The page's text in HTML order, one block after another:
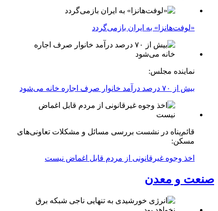
«لوفت‌هانزا» به ایران بازمی‌گردد
نماینده مجلس:
بیش از ۷۰ درصد درآمد خانوار صرف اجاره خانه می‌شود
قائم‌پناه در نشست بررسی مسائل و مشکلات تعاونی‌های
مسکن:
اخذ وجوه غیرقانونی از مردم قابل اغماض نیست
صنعت و معدن